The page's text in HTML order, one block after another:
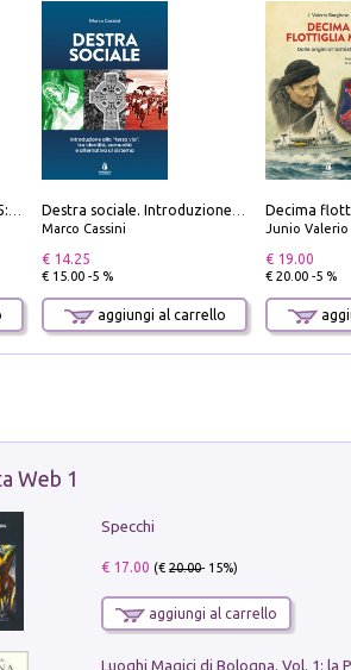
Marco Cassini
€ 14.25
€ 15.00 -5 %
aggiungi al carrello
Junio Valerio
€ 19.00
€ 20.00 -5 %
Web 1
Specchi
€ 17.00 (€20.00- 15%)
aggiungi al carrello